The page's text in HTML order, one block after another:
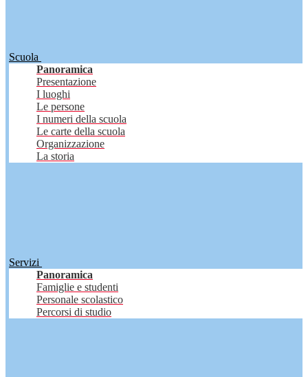
Scuola
Panoramica
Presentazione
I luoghi
Le persone
I numeri della scuola
Le carte della scuola
Organizzazione
La storia
Servizi
Panoramica
Famiglie e studenti
Personale scolastico
Percorsi di studio